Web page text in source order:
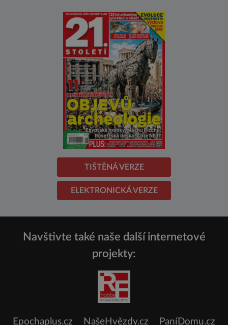
TIŠTĚNÁ VERZE
ELEKTRONICKÁ VERZE
Navštivte také naše další internetové
projekty:
Epochaplus.cz NašeHvězdy.cz PaníDomu.cz